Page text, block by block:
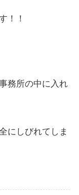
！！
務所の中に入れ
にしびれてしま